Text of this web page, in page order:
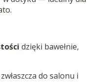
dzięki bawełnie,
do salonu i